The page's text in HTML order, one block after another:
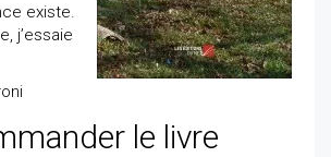
existe.
j’essaie
le livre